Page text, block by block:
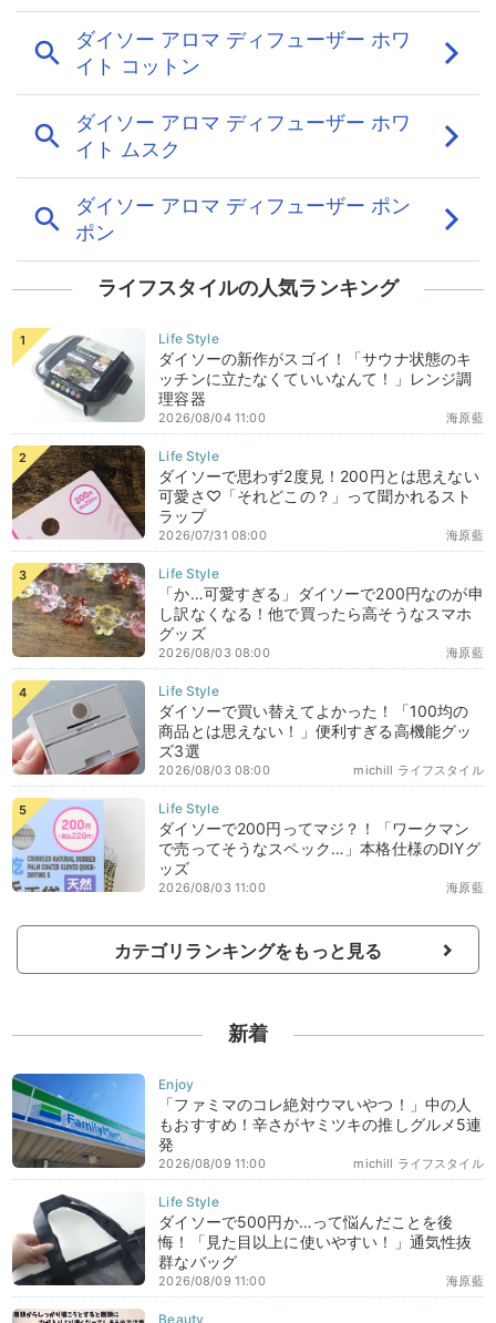
ライフスタイルの人気ランキング
ダイソーの新作がスゴイ！「サウナ状態のキ
ッチンに立たなくていいなんて！」レンジ調
理容器
海原藍
2026/08/04 11:00
ダイソーで思わず2度見！200円とは思えない
可愛さ♡「それどこの？」って聞かれるスト
ラップ
海原藍
2026/07/31 08:00
「か…可愛すぎる」ダイソーで200円なのが申
し訳なくなる！他で買ったら高そうなスマホ
グッズ
海原藍
2026/08/03 08:00
ダイソーで買い替えてよかった！「100均の
商品とは思えない！」便利すぎる高機能グッ
ズ3選
michill ライフスタイル
2026/08/03 08:00
ダイソーで200円ってマジ？！「ワークマン
で売ってそうなスペック…」本格仕様のDIYグ
ッズ
海原藍
2026/08/03 11:00
カテゴリランキングをもっと見る
新着
「ファミマのコレ絶対ウマいやつ！」中の人
もおすすめ！辛さがヤミツキの推しグルメ5連
発
michill ライフスタイル
2026/08/09 11:00
ダイソーで500円か…って悩んだことを後
悔！「見た目以上に使いやすい！」通気性抜
群なバッグ
海原藍
2026/08/09 11:00